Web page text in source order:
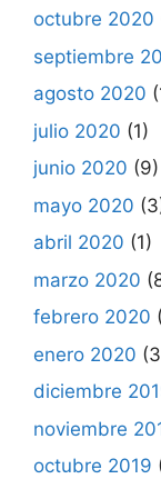
octubre 2020
septiembre
agosto 2020
julio 2020 (1)
junio 2020 (9)
mayo 2020
abril 2020 (1)
marzo 2020
febrero 2020
enero 2020
diciembre
noviembre
octubre 2019